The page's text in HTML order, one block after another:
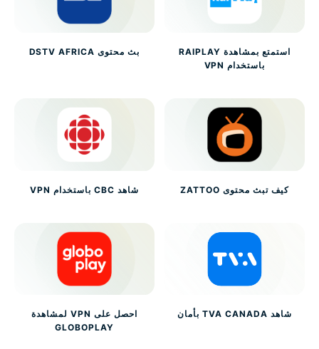
استمتع بمشاهدة RAIPLAY
باستخدام VPN
بث محتوى DSTV AFRICA
كيف تبث محتوى ZATTOO شاهد CBC باستخدام VPN
شاهد TVA CANADA بأمان
احصل على VPN لمشاهدة
GLOBOPLAY